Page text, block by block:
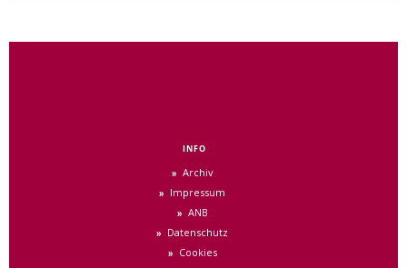
INFO
Archiv
Impressum
ANB
Datenschutz
Cookies